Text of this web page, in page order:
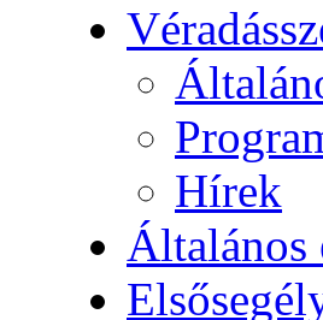
Hírek
Általános